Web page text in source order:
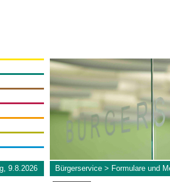
9.8.2026
Bürgerservice > Formulare und